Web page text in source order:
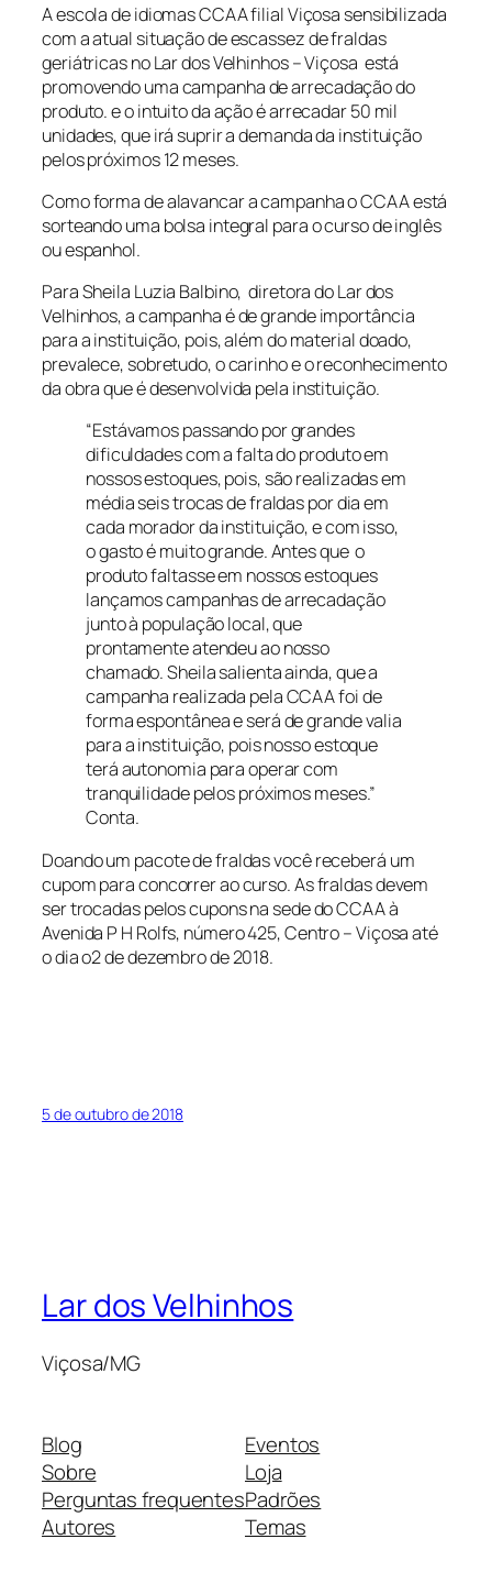
A escola de idiomas CCAA filial Viçosa sensibilizada
com a atual situação de escassez de fraldas
geriátricas no Lar dos Velhinhos – Viçosa está
promovendo uma campanha de arrecadação do
produto. e o intuito da ação é arrecadar 50 mil
unidades, que irá suprir a demanda da instituição
pelos próximos 12 meses.
Como forma de alavancar a campanha o CCAA está
sorteando uma bolsa integral para o curso de inglês
ou espanhol.
Para Sheila Luzia Balbino, diretora do Lar dos
Velhinhos, a campanha é de grande importância
para a instituição, pois, além do material doado,
prevalece, sobretudo, o carinho e o reconhecimento
da obra que é desenvolvida pela instituição.
“Estávamos passando por grandes
dificuldades com a falta do produto em
nossos estoques, pois, são realizadas em
média seis trocas de fraldas por dia em
cada morador da instituição, e com isso,
o gasto é muito grande. Antes que o
produto faltasse em nossos estoques
lançamos campanhas de arrecadação
junto à população local, que
prontamente atendeu ao nosso
chamado. Sheila salienta ainda, que a
campanha realizada pela CCAA foi de
forma espontânea e será de grande valia
para a instituição, pois nosso estoque
terá autonomia para operar com
tranquilidade pelos próximos meses.”
Conta.
Doando um pacote de fraldas você receberá um
cupom para concorrer ao curso. As fraldas devem
ser trocadas pelos cupons na sede do CCAA à
Avenida P H Rolfs, número 425, Centro – Viçosa até
o dia o2 de dezembro de 2018.
5 de outubro de 2018
Lar dos Velhinhos
Viçosa/MG
Blog
Sobre
Perguntas frequentes
Autores
Eventos
Loja
Padrões
Temas